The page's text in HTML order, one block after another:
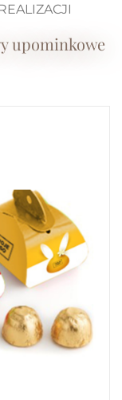
upominkowe